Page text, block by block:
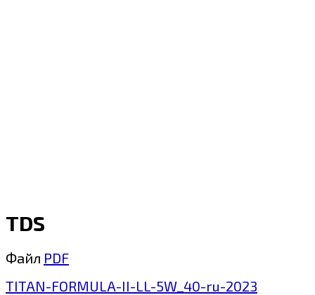
TDS
Файл PDF
TITAN-FORMULA-II-LL-5W_40-ru-2023